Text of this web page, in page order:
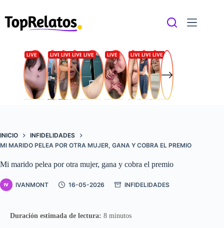
contenido
INICIO
INFIDELIDADES
MI MARIDO PELEA POR OTRA MUJER, GANA Y COBRA EL PREMIO
Mi marido pelea por otra mujer, gana y cobra el premio
IVANMONT 16-05-2026 INFIDELIDADES
Duración estimada de lectura: 8 minutos